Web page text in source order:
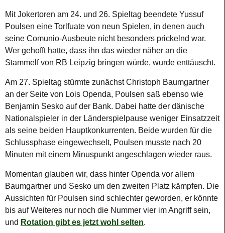
Mit Jokertoren am 24. und 26. Spieltag beendete Yussuf
Poulsen eine Torlfuate von neun Spielen, in denen auch
seine Comunio-Ausbeute nicht besonders prickelnd war.
Wer gehofft hatte, dass ihn das wieder näher an die
Stammelf von RB Leipzig bringen würde, wurde enttäuscht.
Am 27. Spieltag stürmte zunächst Christoph Baumgartner
an der Seite von Lois Openda, Poulsen saß ebenso wie
Benjamin Sesko auf der Bank. Dabei hatte der dänische
Nationalspieler in der Länderspielpause weniger Einsatzzeit
als seine beiden Hauptkonkurrenten. Beide wurden für die
Schlussphase eingewechselt, Poulsen musste nach 20
Minuten mit einem Minuspunkt angeschlagen wieder raus.
Momentan glauben wir, dass hinter Openda vor allem
Baumgartner und Sesko um den zweiten Platz kämpfen. Die
Aussichten für Poulsen sind schlechter geworden, er könnte
bis auf Weiteres nur noch die Nummer vier im Angriff sein,
und Rotation gibt es jetzt wohl selten.